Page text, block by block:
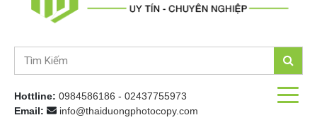
Hottline: 0984586186 - 02437755973
Email:
info@thaiduongphotocopy.com